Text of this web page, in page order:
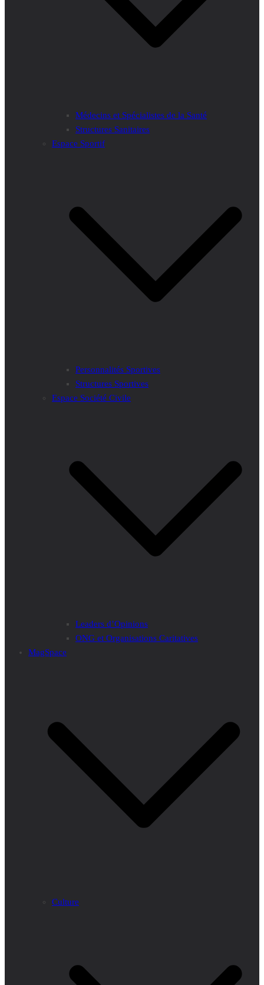
Médecins et Spécialistes de la Santé
Structures Sanitaires
Espace Sportif
Personnalités Sportives
Structures Sportives
Espace Société Civile
Leaders d’Opinions
ONG et Organisations Caritatives
MagSpace
Culture